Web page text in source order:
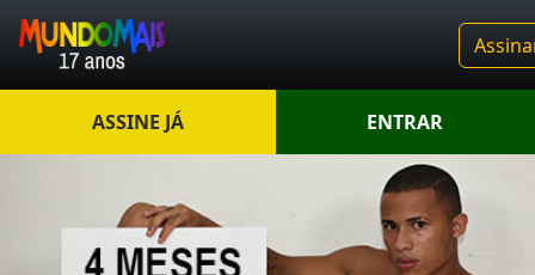
ASSINE JÁ ENTRAR